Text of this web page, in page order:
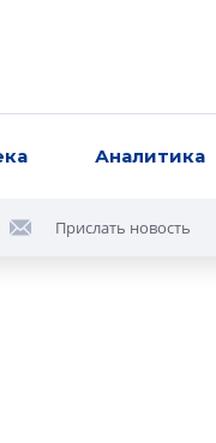
Аналитика
Прислать новость